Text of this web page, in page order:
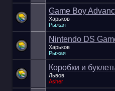
Game Boy
Харьков
Рыжая
Nintendo DS
Харьков
Рыжая
Коробки и
Львов
Asher